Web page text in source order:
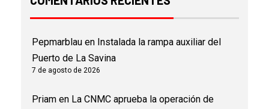
Pepmarblau en Instalada la rampa auxiliar del
Puerto de La Savina
7 de agosto de 2026
Priam en La CNMC aprueba la operación de